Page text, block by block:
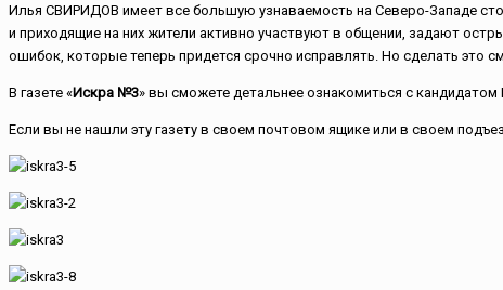
Илья СВИРИДОВ имеет все большую узнаваемость на Северо-Западе
и приходящие на них жители активно участвуют в общении, задают
ошибок, которые теперь придется срочно исправлять. Но сделать это
В газете «Искра №3» вы сможете детальнее ознакомиться с
Если вы не нашли эту газету в своем почтовом ящике или в своем